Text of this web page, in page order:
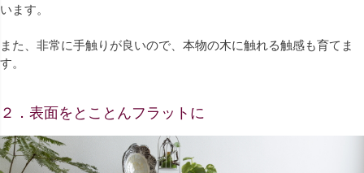
います。
また、非常に手触りが良いので、本物の木に触れる触感も育てま
す。
２．表面をとことんフラットに